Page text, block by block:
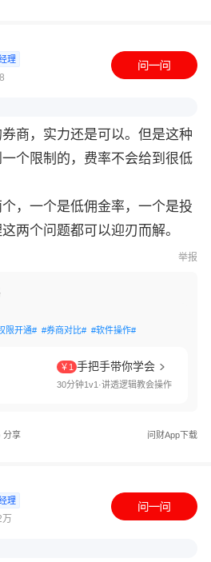
理
商，实力还是可以。但是这种
个限制的，费率不会给到很低
，一个是低佣金率，一个是投
两个问题都可以迎刃而解。
举报
限开通# #券商对比# #软件操作#
￥1 手把手带你学会
30分钟1v1·讲透逻辑教会操作
分享 问财App下载
理